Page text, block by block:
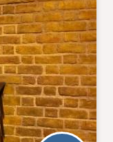
μας.